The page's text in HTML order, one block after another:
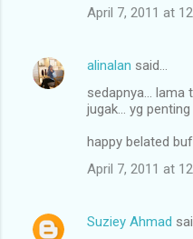
April 7, 2011 at
alinalan said…
sedapnya... lama
jugak... yg
happy belated
April 7, 2011 at
Suziey Ahmad